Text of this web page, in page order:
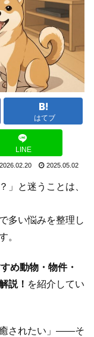
はてブ
LINE
2026.02.20 2025.05.02
」と迷うことは、
多い悩みを整理し
。
め動物・物件・
説！ を紹介してい
癒されたい」――そ